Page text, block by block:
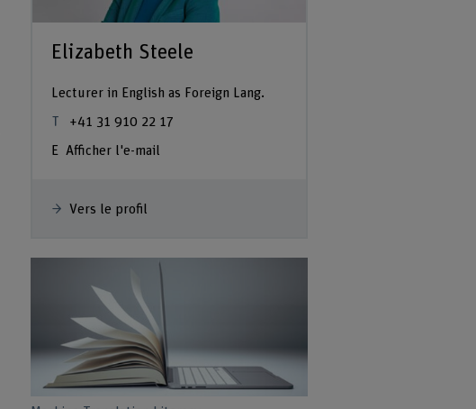
Elizabeth Steele
Lecturer in English as Foreign Lang.
+41 31 910 22 17
Afficher l'e-mail
Vers le profil